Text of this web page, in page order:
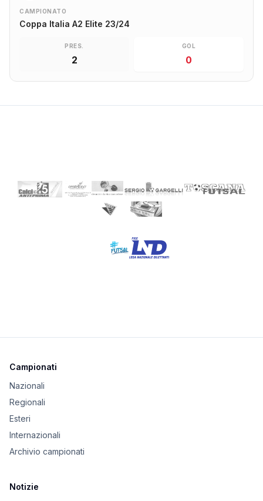
CAMPIONATO
Coppa Italia A2 Elite 23/24
PRES.
2
GOL
0
Campionati
Nazionali
Regionali
Esteri
Internazionali
Archivio campionati
Notizie